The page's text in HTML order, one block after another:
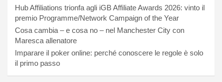
Hub Affiliations trionfa agli iGB Affiliate Awards 2026: vinto il
premio Programme/Network Campaign of the Year
Cosa cambia – e cosa no – nel Manchester City con
Maresca allenatore
Imparare il poker online: perché conoscere le regole è solo
il primo passo